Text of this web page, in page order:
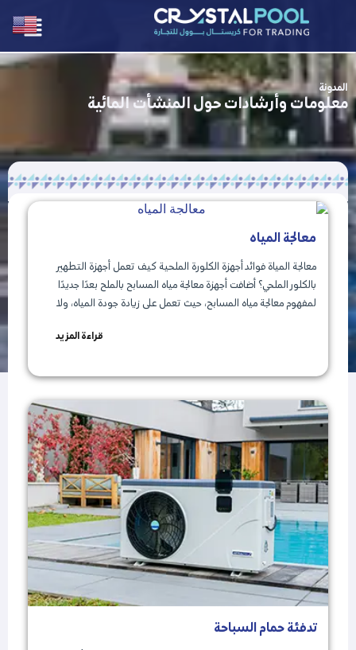
المدونة
معلومات وأرشادات حول المنشأت المائية
معالجة المياه
معالجة المياة فوائد أجهزة الكلورة الملحية كيف تعمل أجهزة التطهير
بالكلور الملحي؟ أضافت أجهزة معالجة مياه المسابح بالملح بعدًا جديدًا
لمفهوم معالجة مياه المسابح، حيث تعمل على زيادة جودة المياه، ولا
قراءة المزيد
تدفئة حمام السباحة